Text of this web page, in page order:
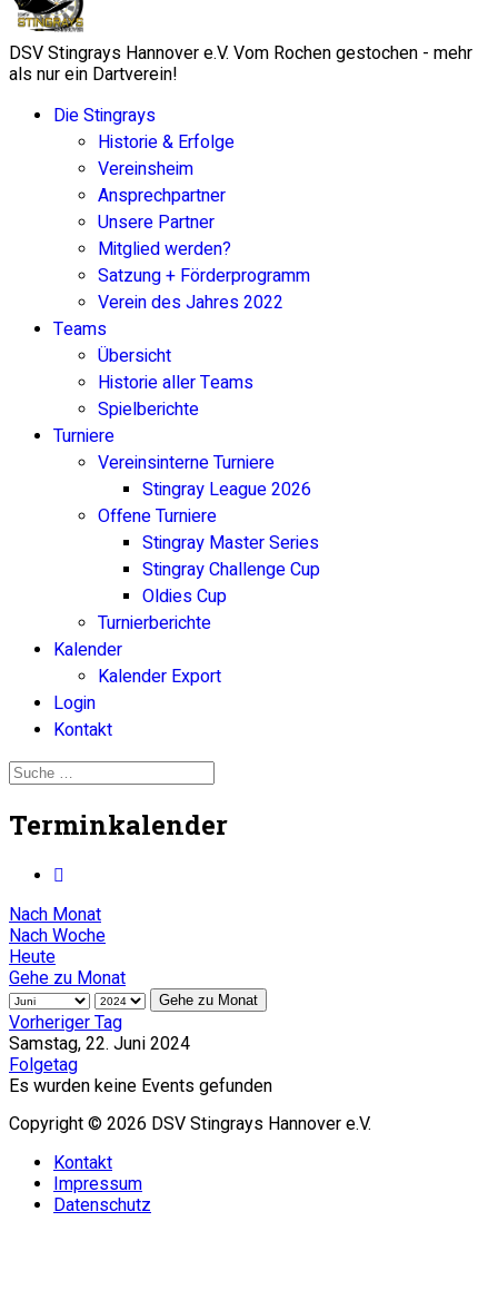
DSV Stingrays Hannover e.V. Vom Rochen gestochen - mehr
als nur ein Dartverein!
Die Stingrays
Historie & Erfolge
Vereinsheim
Ansprechpartner
Unsere Partner
Mitglied werden?
Satzung + Förderprogramm
Verein des Jahres 2022
Teams
Übersicht
Historie aller Teams
Spielberichte
Turniere
Vereinsinterne Turniere
Stingray League 2026
Offene Turniere
Stingray Master Series
Stingray Challenge Cup
Oldies Cup
Turnierberichte
Kalender
Kalender Export
Login
Kontakt
Terminkalender
Nach Monat
Nach Woche
Heute
Gehe zu Monat
Gehe zu Monat
Vorheriger Tag
Samstag, 22. Juni 2024
Folgetag
Es wurden keine Events gefunden
Copyright © 2026 DSV Stingrays Hannover e.V.
Kontakt
Impressum
Datenschutz